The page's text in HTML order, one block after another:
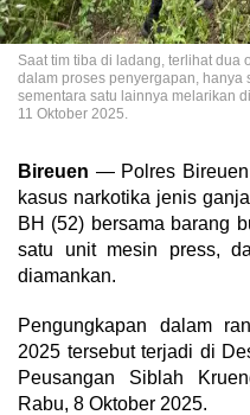
Saat tim tiba di ladang, terlihat dua
dalam proses penyergapan, hanya
sementara satu lainnya melarikan
11 Oktober 2025.
Bireuen — Polres Bireuen
kasus narkotika jenis
BH (52) bersama barang
satu unit mesin press,
diamankan.
Pengungkapan dalam
2025 tersebut terjadi di
Peusangan Siblah
Rabu, 8 Oktober 2025.